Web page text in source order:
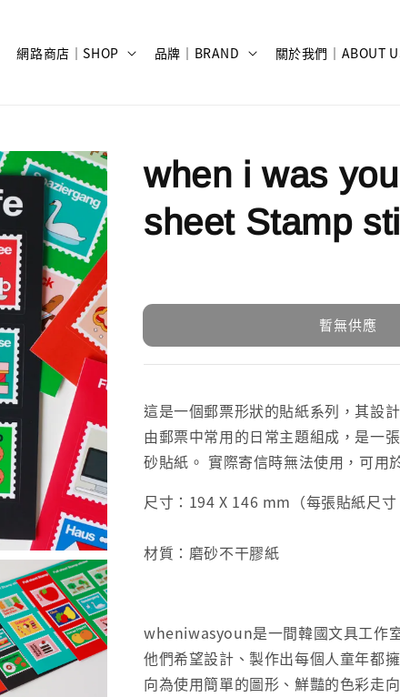
網路商店｜SHOP 品牌｜BRAND 關於我們｜ABOUT
when i was
sheet Stamp
暫無供應
這是一個郵票形狀的貼紙系列，其設
由郵票中常用的日常主題組成，是一
砂貼紙。 實際寄信時無法使用，可用
尺寸：194 X 146 mm（每張貼紙尺寸
材質：磨砂不干膠紙
wheniwasyoun是一間韓國文具工作
他們希望設計、製作出每個人童年都
向為使用簡單的圖形、鮮豔的色彩走